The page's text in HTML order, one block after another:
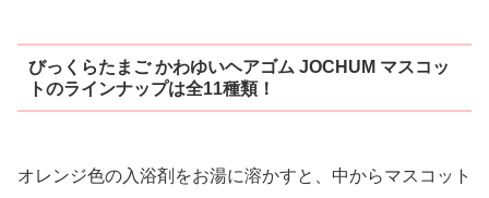
びっくらたまご かわゆいヘアゴム JOCHUM マスコッ
トのラインナップは全11種類！
オレンジ色の入浴剤をお湯に溶かすと、中からマスコット